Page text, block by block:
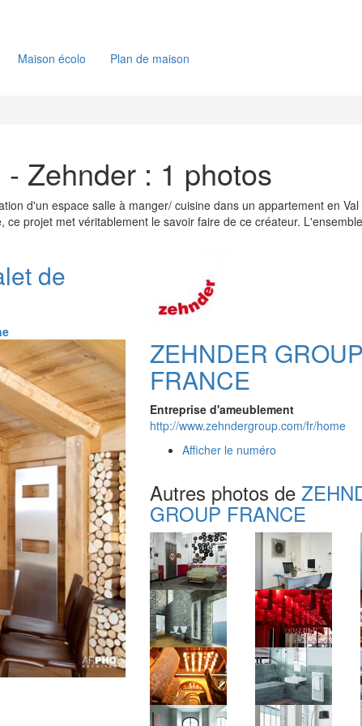
Maison écolo Plan de maison
Zehnder : 1 photos
d'un espace salle à manger/ cuisine dans un appartement en
projet met véritablement le savoir faire de ce créateur.
de
ZEHNDER GROUP
FRANCE
Entreprise d'ameublement
http://www.zehndergroup.com/fr/home
Afficher le numéro
Autres photos de
GROUP FRANCE